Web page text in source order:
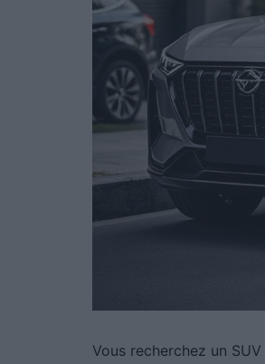
Vous recherchez un